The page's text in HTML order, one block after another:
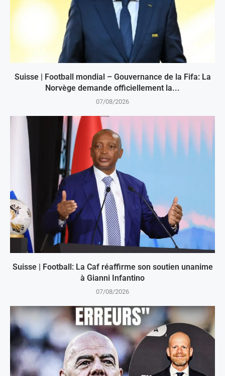
Suisse | Football mondial – Gouvernance de la Fifa: La
Norvège demande officiellement la...
07/08/2026
Suisse | Football: La Caf réaffirme son soutien unanime
à Gianni Infantino
07/08/2026